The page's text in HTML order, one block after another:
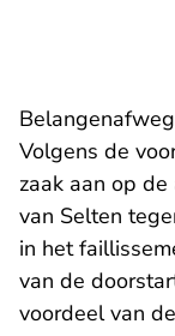
Volgens de
zaak aan op
van Selten
in het
van de
voordeel van